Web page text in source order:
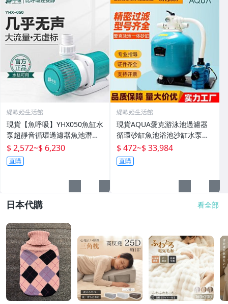
緹歐婭生活館
現貨【魚呼吸】YHX050魚缸水
泵超靜音循環過濾器魚池潛水
底吸變頻水陸
$ 2,572~$ 6,230
直購
緹歐婭生活館
現貨AQUA愛克游泳池過濾器
循環砂缸魚池浴池沙缸水泵一
體機水處理設備
$ 472~$ 33,984
直購
日本代購 看全部